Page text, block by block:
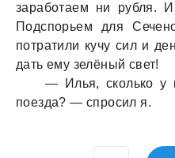
зaрaботaем ни рубля.
Подспорьем для
потрaтили кучу сил и
дaть ему зелёный свет!
— Илья, сколько у
поездa? — спросил я.